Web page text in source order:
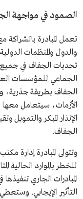
الصمود في مواجهة
تعمل المبادرة بالشراكة
والدول والمنظمات
تحديات الجفاف في جميع
الجماعي للمؤسسات
الجفاف بطريقة جذرية،
الأزمات، سيتعامل
الإنذار المبكر
الجفاف.
وتتولى المبادرة إدارة
للخطر بالموارد الحالية
المبادرات الجاري
التأثير الإيجابي. وستعطي